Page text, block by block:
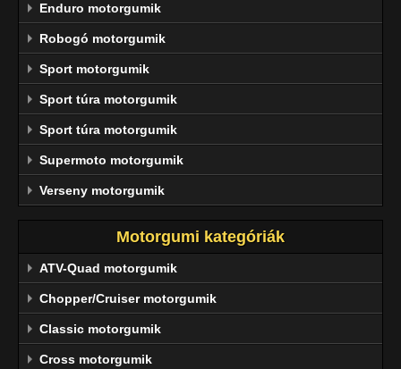
Enduro motorgumik
Robogó motorgumik
Sport motorgumik
Sport túra motorgumik
Sport túra motorgumik
Supermoto motorgumik
Verseny motorgumik
Motorgumi kategóriák
ATV-Quad motorgumik
Chopper/Cruiser motorgumik
Classic motorgumik
Cross motorgumik